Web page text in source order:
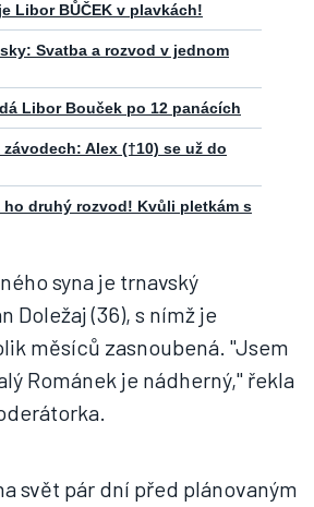
Libor BŮČEK v plavkách!
Svatba a rozvod v jednom
Libor Bouček po 12 panácích
Alex (†10) se už do
ho druhý rozvod! Kvůli pletkám s
syna je trnavský
Doležaj (36), s nímž je
měsíců zasnoubená. "Jsem
Románek je nádherný," řekla
svět pár dní před plánovaným